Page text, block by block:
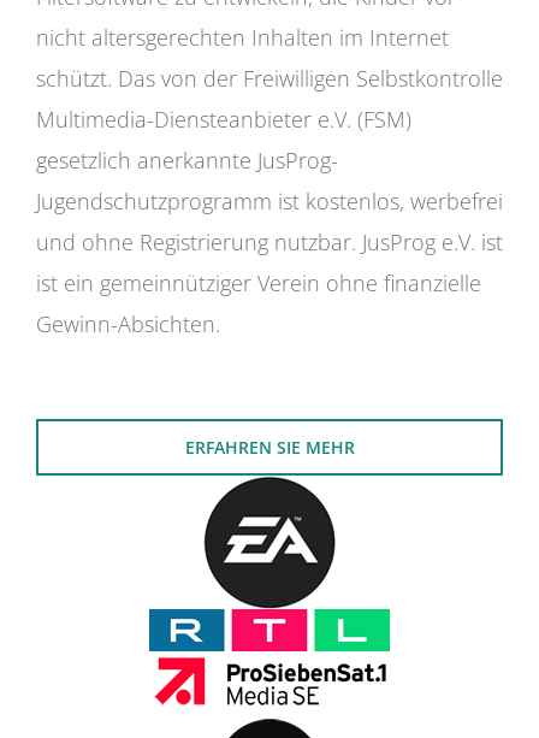
nicht altersgerechten Inhalten im Internet
schützt. Das von der Freiwilligen Selbstkontrolle
Multimedia-Diensteanbieter e.V. (FSM)
gesetzlich anerkannte JusProg-
Jugendschutzprogramm ist kostenlos, werbefrei
und ohne Registrierung nutzbar. JusProg e.V. ist
ist ein gemeinnütziger Verein ohne finanzielle
Gewinn-Absichten.
ERFAHREN SIE MEHR